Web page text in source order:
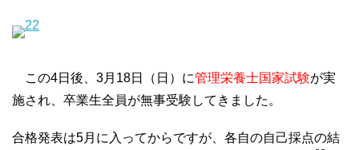
この4日後、3月18日（日）に管理栄養士国家試験が実
施され、卒業生全員が無事受験してきました。
合格発表は5月に入ってからですが、各自の自己採点の結